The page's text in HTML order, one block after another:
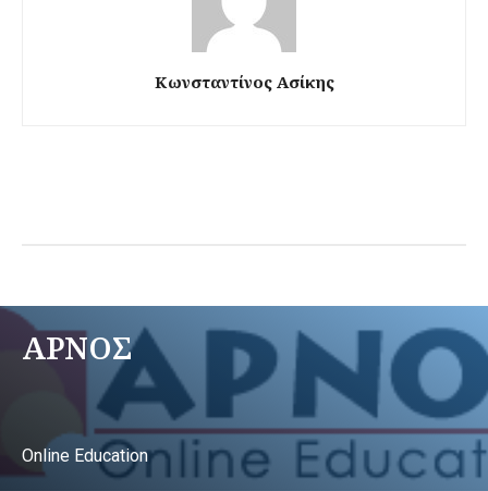
Κωνσταντίνος Ασίκης
ΑΡΝΟΣ
Online Education